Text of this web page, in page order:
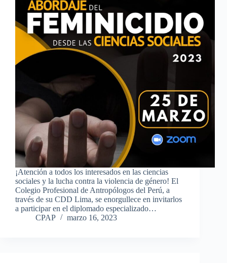
¡Atención a todos los interesados en las ciencias
sociales y la lucha contra la violencia de género! El
Colegio Profesional de Antropólogos del Perú, a
través de su CDD Lima, se enorgullece en invitarlos
a participar en el diplomado especializado…
CPAP
marzo 16, 2023